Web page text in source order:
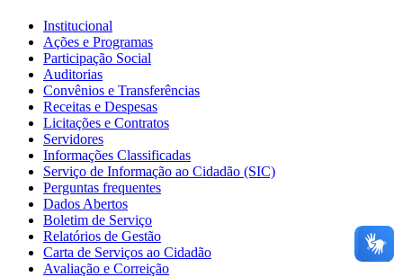
Institucional
Ações e Programas
Participação Social
Auditorias
Convênios e Transferências
Receitas e Despesas
Licitações e Contratos
Servidores
Informações Classificadas
Serviço de Informação ao Cidadão (SIC)
Perguntas frequentes
Dados Abertos
Boletim de Serviço
Relatórios de Gestão
Carta de Serviços ao Cidadão
Avaliação e Correição